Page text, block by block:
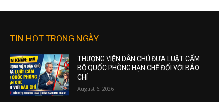
TIN HOT TRONG NGÀY
THƯỢNG VIỆN DÂN CHỦ ĐƯA LUẬT CẤM
BỘ QUỐC PHÒNG HẠN CHẾ ĐỐI VỚI BÁO
CHÍ
August 6, 2026